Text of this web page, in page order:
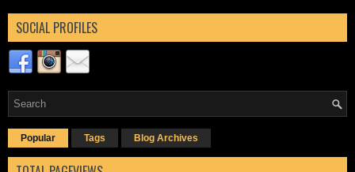
SOCIAL PROFILES
Popular Tags Blog Archives